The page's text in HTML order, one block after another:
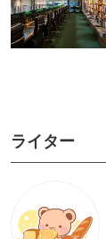
ライター